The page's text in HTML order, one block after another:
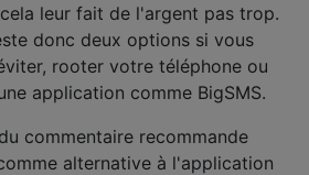
leur fait de l'argent pas trop.
donc deux options si vous
rooter votre téléphone ou
application comme BigSMS.
commentaire recommande
alternative à l'application